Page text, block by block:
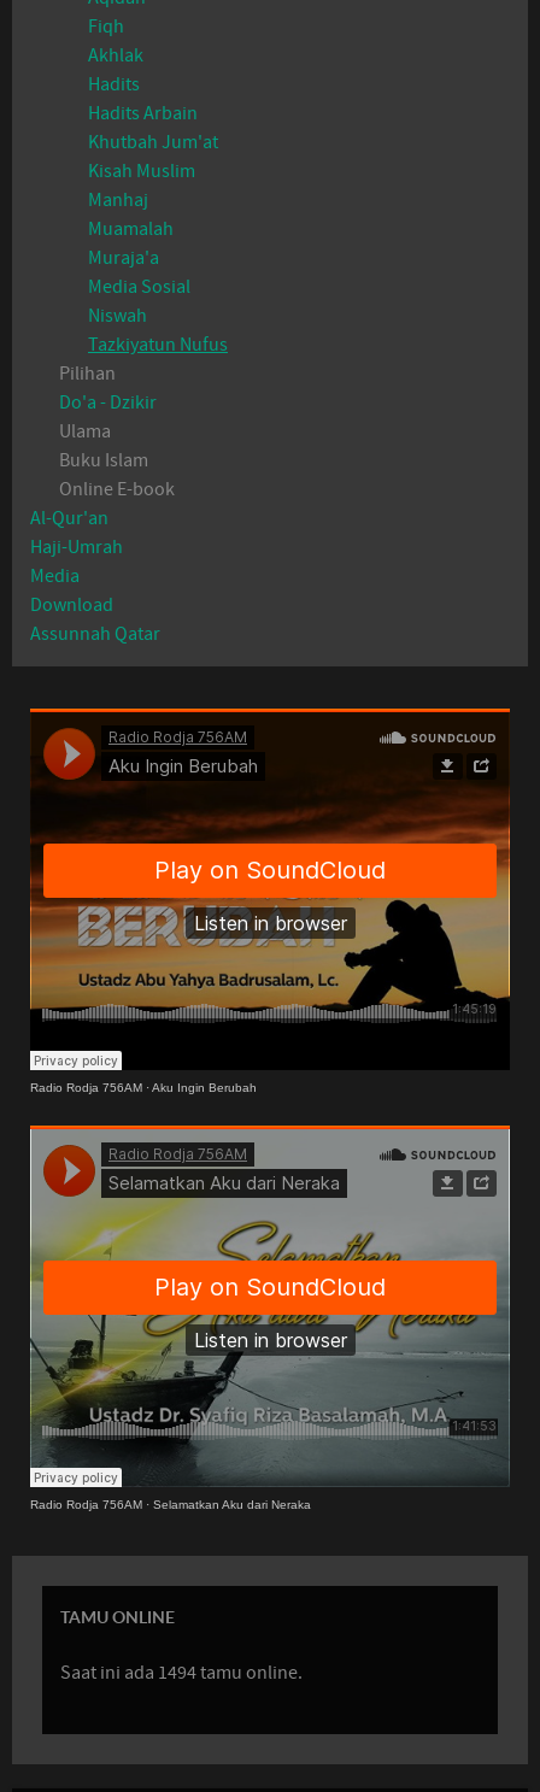
Fiqh
Akhlak
Hadits
Hadits Arbain
Khutbah Jum'at
Kisah Muslim
Manhaj
Muamalah
Muraja'a
Media Sosial
Niswah
Tazkiyatun Nufus
Pilihan
Do'a - Dzikir
Ulama
Buku Islam
Online E-book
Al-Qur'an
Haji-Umrah
Media
Download
Assunnah Qatar
Radio Rodja 756AM ·Aku Ingin Berubah
Radio Rodja 756AM · Selamatkan Aku dari Neraka
TAMU ONLINE
Saat ini ada 1494 tamu online.